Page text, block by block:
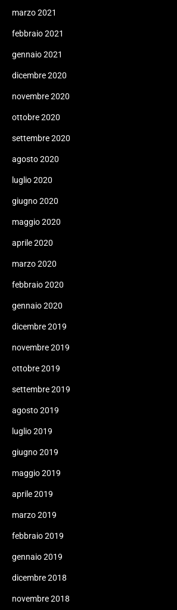
marzo 2021
febbraio 2021
gennaio 2021
dicembre 2020
novembre 2020
ottobre 2020
settembre 2020
agosto 2020
luglio 2020
giugno 2020
maggio 2020
aprile 2020
marzo 2020
febbraio 2020
gennaio 2020
dicembre 2019
novembre 2019
ottobre 2019
settembre 2019
agosto 2019
luglio 2019
giugno 2019
maggio 2019
aprile 2019
marzo 2019
febbraio 2019
gennaio 2019
dicembre 2018
novembre 2018